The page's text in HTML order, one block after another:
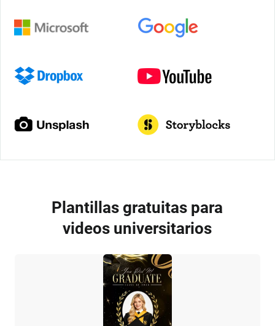
Plantillas gratuitas para
videos universitarios